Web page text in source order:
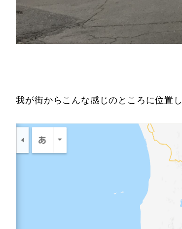
我が街からこんな感じのところに位置し